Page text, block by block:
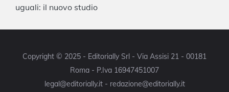
uguali: il nuovo studio
Copyright © 2025 - Editorially Srl - Via Assisi 21 - 00181
Roma - P.Iva 16947451007
legal@editorially.it - redazione@editorially.it